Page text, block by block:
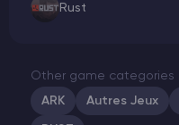
Rust
Other game categories
ARK
Autres Jeux